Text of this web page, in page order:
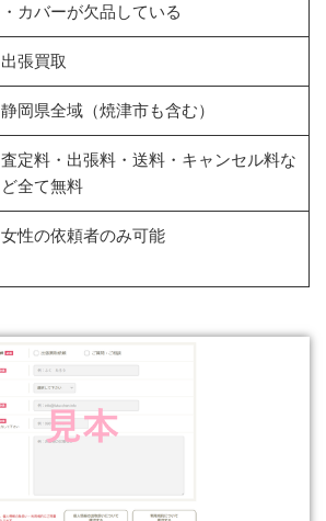
・カバーが欠品している
出張買取
静岡県全域（焼津市も含む）
査定料・出張料・送料・キャンセル料な
ど全て無料
女性の依頼者のみ可能